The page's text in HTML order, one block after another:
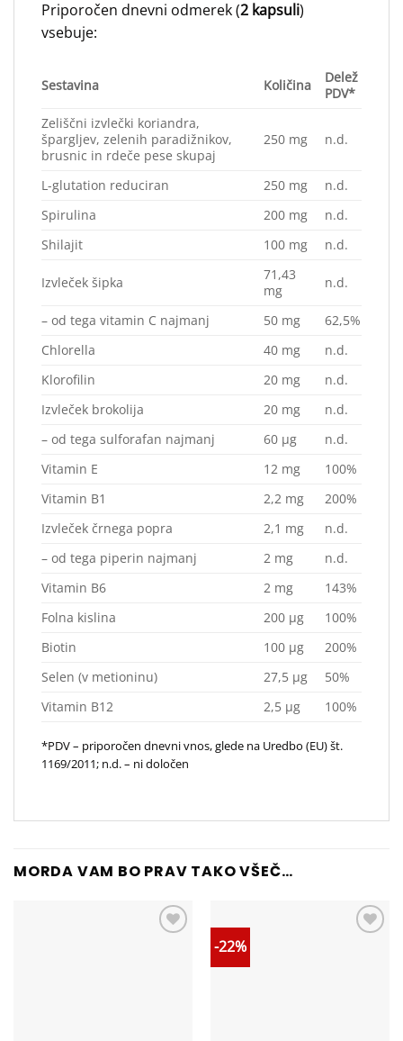
Priporočen dnevni odmerek (2 kapsuli)
vsebuje:
Sestavina Količina
Delež
PDV*
Zeliščni izvlečki koriandra,
špargljev, zelenih paradižnikov,
brusnic in rdeče pese skupaj
250 mg n.d.
L-glutation reduciran 250 mg
n.d.
Spirulina
200 mg
n.d.
Shilajit
100 mg n.d.
Izvleček šipka
71,43
mg
n.d.
– od tega vitamin C najmanj 50 mg
62,5%
Chlorella
40 mg
n.d.
Klorofilin
20 mg
n.d.
Izvleček brokolija
20 mg
n.d.
– od tega sulforafan najmanj
60 μg
n.d.
Vitamin E
12 mg
100%
Vitamin B1
2,2 mg
200%
Izvleček črnega popra
2,1 mg
n.d.
– od tega piperin najmanj
2 mg
n.d.
Vitamin B6
2 mg
143%
Folna kislina
200 μg
100%
Biotin
100 μg
200%
Selen (v metioninu)
27,5 μg
50%
Vitamin B12
2,5 μg 100%
*PDV – priporočen dnevni vnos, glede na Uredbo (EU) št.
1169/2011; n.d. – ni določen
MORDA VAM BO PRAV TAKO VŠEČ…
-22%